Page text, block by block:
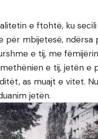
e ftohtë, ku
për mbijetesë, ndërsa
e tij, me
e tij, jetën e
as muajt e vitet.
jetën.